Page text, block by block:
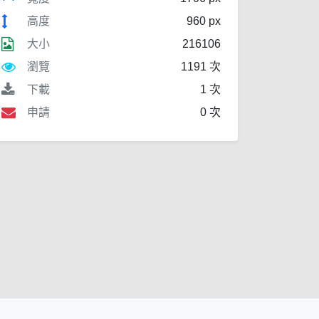
高度
960 px
大小
216106
瀏覽
1191 次
下載
1 次
申請
0 次